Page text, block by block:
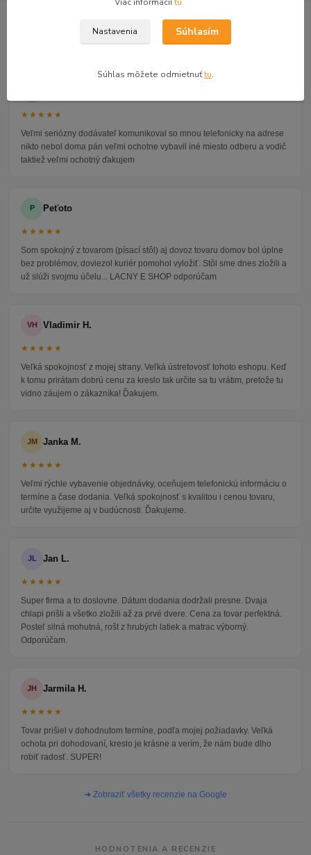
4.9★★★★★
★★★★★
Veľmi seriózny dodávateľ komunikoval so mnou telefonicky na adrese
nikto nebol doma pán veľmi ochotne vybavil iné miesto odberu a vodič
taktiež veľmi ochotný ďakujem
P Peťoto
★★★★★
Som spokojný z tovarom (písací stôl) aj dovoz tovaru domov bol úplne
bez problémov, doviezol kuriér pomohol vyložiť. Stôl sme dnes zložili a
už slúži svojmu účelu... LACNY E SHOP odporúčam
VH Vladimir H.
★★★★★
Veľká spokojnosť z mojej strany. Veľká ústretovosť tohoto eshopu. Keď
k tomu prirátam dobrú cenu za kreslo tak určite sa tu vrátim, pretože tu
vidno záujem o zákazníka! Ďakujem.
JM Janka M.
★★★★★
Veľmi rýchle vybavenie objednávky, oceňujem telefonickú informáciu o
termíne a čase dodania. Veľká spokojnosť s kvalitou i cenou tovaru,
určite využijeme aj v budúcnosti. Ďakujeme.
JL Jan L.
★★★★★
Super firma a to doslovne. Dátum dodania dodržali presne. Dvaja
chlapi prišli a všetko zložili až za prvé dvere. Cena za tovar perfektná.
Posteľ silná mohutná, rošt z hrubých latiek a matrac výborný.
Odporúčam.
JH Jarmila H.
★★★★★
Tovar prišiel v dohodnutom termíne, podľa mojej požiadavky. Veľká
ochota pri dohodovaní, kreslo je krásne a verím, že nám bude dlho
robiť radosť. SUPER!
➜ Zobraziť všetky recenzie na Google
HODNOTENIA A RECENZIE
Nastavenia Súhlasím
Súhlas môžete odmietnuťtu.